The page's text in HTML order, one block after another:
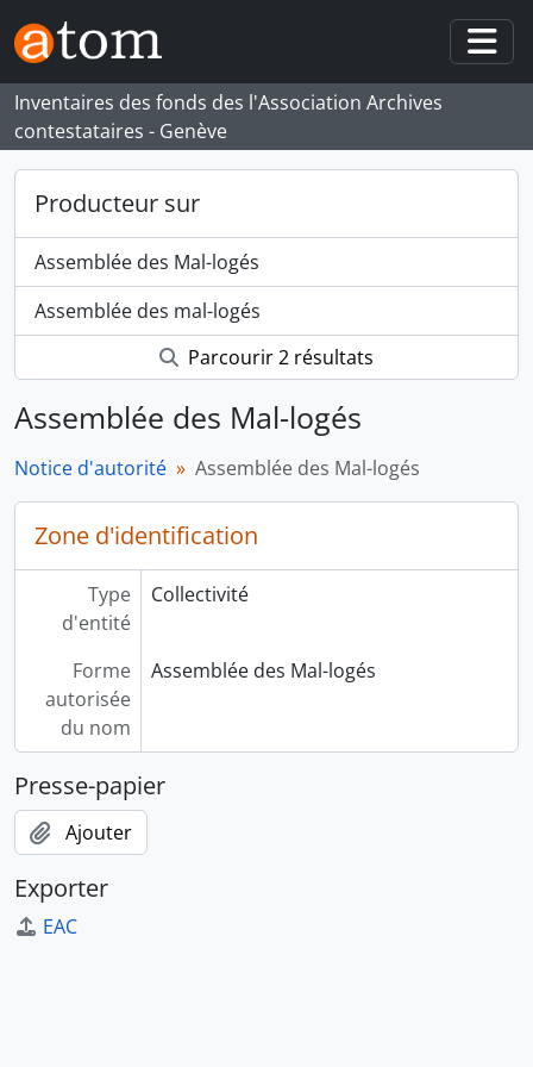
Skip to main content
Inventaires des fonds des l'Association Archives
contestataires - Genève
Producteur sur
Assemblée des Mal-logés
Assemblée des mal-logés
Parcourir 2 résultats
Assemblée des Mal-logés
Notice d'autorité Assemblée des Mal-logés
Zone d'identification
Type
d'entité
Collectivité
Forme
autorisée
du nom
Assemblée des Mal-logés
Presse-papier
Ajouter
Exporter
EAC